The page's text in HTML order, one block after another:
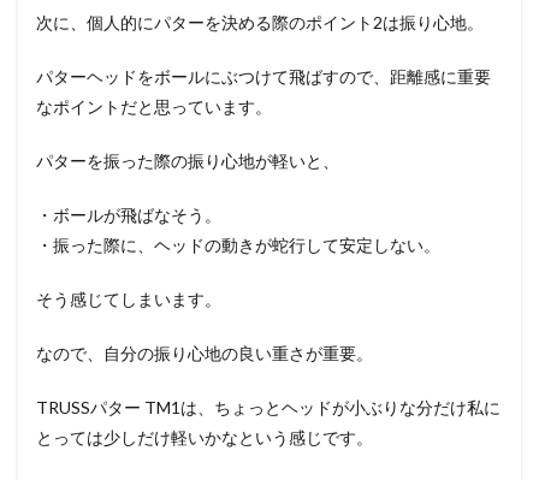
次に、個人的にパターを決める際のポイント2は振り心地。
パターヘッドをボールにぶつけて飛ばすので、距離感に重要
なポイントだと思っています。
パターを振った際の振り心地が軽いと、
・ボールが飛ばなそう。
・振った際に、ヘッドの動きが蛇行して安定しない。
そう感じてしまいます。
なので、自分の振り心地の良い重さが重要。
TRUSSパター TM1は、ちょっとヘッドが小ぶりな分だけ私に
とっては少しだけ軽いかなという感じです。